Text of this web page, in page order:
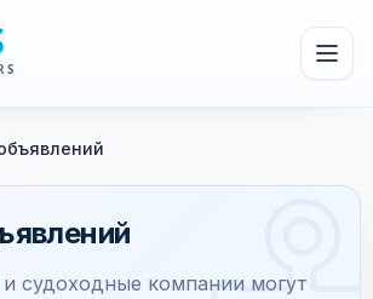
судоходные компании могут